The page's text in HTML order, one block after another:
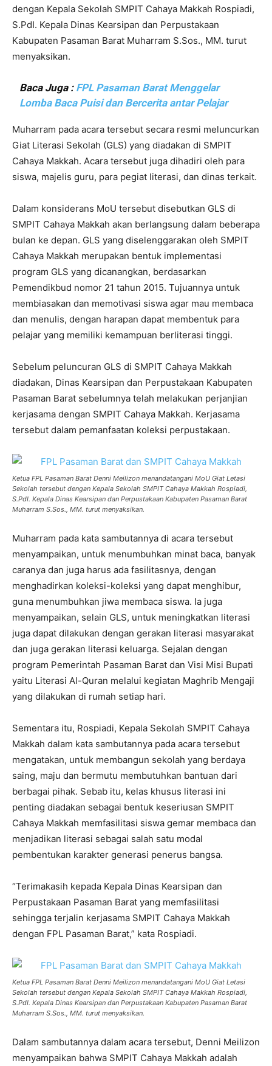
dengan Kepala Sekolah SMPIT Cahaya Makkah Rospiadi,
S.PdI. Kepala Dinas Kearsipan dan Perpustakaan
Kabupaten Pasaman Barat Muharram S.Sos., MM. turut
menyaksikan.
Baca Juga : FPL Pasaman Barat Menggelar
Lomba Baca Puisi dan Bercerita antar Pelajar
Muharram pada acara tersebut secara resmi meluncurkan
Giat Literasi Sekolah (GLS) yang diadakan di SMPIT
Cahaya Makkah. Acara tersebut juga dihadiri oleh para
siswa, majelis guru, para pegiat literasi, dan dinas terkait.
Dalam konsiderans MoU tersebut disebutkan GLS di
SMPIT Cahaya Makkah akan berlangsung dalam beberapa
bulan ke depan. GLS yang diselenggarakan oleh SMPIT
Cahaya Makkah merupakan bentuk implementasi
program GLS yang dicanangkan, berdasarkan
Pemendikbud nomor 21 tahun 2015. Tujuannya untuk
membiasakan dan memotivasi siswa agar mau membaca
dan menulis, dengan harapan dapat membentuk para
pelajar yang memiliki kemampuan berliterasi tinggi.
Sebelum peluncuran GLS di SMPIT Cahaya Makkah
diadakan, Dinas Kearsipan dan Perpustakaan Kabupaten
Pasaman Barat sebelumnya telah melakukan perjanjian
kerjasama dengan SMPIT Cahaya Makkah. Kerjasama
tersebut dalam pemanfaatan koleksi perpustakaan.
Ketua FPL Pasaman Barat Denni Meilizon menandatangani MoU Giat Letasi
Sekolah tersebut dengan Kepala Sekolah SMPIT Cahaya Makkah Rospiadi,
S.PdI. Kepala Dinas Kearsipan dan Perpustakaan Kabupaten Pasaman Barat
Muharram S.Sos., MM. turut menyaksikan.
Muharram pada kata sambutannya di acara tersebut
menyampaikan, untuk menumbuhkan minat baca, banyak
caranya dan juga harus ada fasilitasnya, dengan
menghadirkan koleksi-koleksi yang dapat menghibur,
guna menumbuhkan jiwa membaca siswa. Ia juga
menyampaikan, selain GLS, untuk meningkatkan literasi
juga dapat dilakukan dengan gerakan literasi masyarakat
dan juga gerakan literasi keluarga. Sejalan dengan
program Pemerintah Pasaman Barat dan Visi Misi Bupati
yaitu Literasi Al-Quran melalui kegiatan Maghrib Mengaji
yang dilakukan di rumah setiap hari.
Sementara itu, Rospiadi, Kepala Sekolah SMPIT Cahaya
Makkah dalam kata sambutannya pada acara tersebut
mengatakan, untuk membangun sekolah yang berdaya
saing, maju dan bermutu membutuhkan bantuan dari
berbagai pihak. Sebab itu, kelas khusus literasi ini
penting diadakan sebagai bentuk keseriusan SMPIT
Cahaya Makkah memfasilitasi siswa gemar membaca dan
menjadikan literasi sebagai salah satu modal
pembentukan karakter generasi penerus bangsa.
“Terimakasih kepada Kepala Dinas Kearsipan dan
Perpustakaan Pasaman Barat yang memfasilitasi
sehingga terjalin kerjasama SMPIT Cahaya Makkah
dengan FPL Pasaman Barat,” kata Rospiadi.
Ketua FPL Pasaman Barat Denni Meilizon menandatangani MoU Giat Letasi
Sekolah tersebut dengan Kepala Sekolah SMPIT Cahaya Makkah Rospiadi,
S.PdI. Kepala Dinas Kearsipan dan Perpustakaan Kabupaten Pasaman Barat
Muharram S.Sos., MM. turut menyaksikan.
Dalam sambutannya dalam acara tersebut, Denni Meilizon
menyampaikan bahwa SMPIT Cahaya Makkah adalah